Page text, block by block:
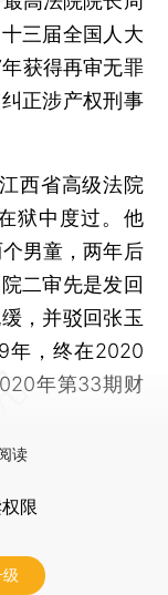
三届全国人大
获得再审无罪
正涉产权刑事
西省高级法院
狱中度过。他
男童，两年后
二审先是发回
，并驳回张玉
年，终在2020
年第33期财
读
限